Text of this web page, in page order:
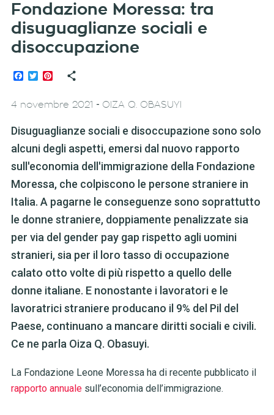
Fondazione Moressa: tra
disuguaglianze sociali e
disoccupazione
Facebook
TwitterPinterest
4 novembre 2021 - OIZA Q. OBASUYI
Disuguaglianze sociali e disoccupazione sono solo
alcuni degli aspetti, emersi dal nuovo rapporto
sull'economia dell'immigrazione della Fondazione
Moressa, che colpiscono le persone straniere in
Italia. A pagarne le conseguenze sono soprattutto
le donne straniere, doppiamente penalizzate sia
per via del gender pay gap rispetto agli uomini
stranieri, sia per il loro tasso di occupazione
calato otto volte di più rispetto a quello delle
donne italiane. E nonostante i lavoratori e le
lavoratrici straniere producano il 9% del Pil del
Paese, continuano a mancare diritti sociali e civili.
Ce ne parla Oiza Q. Obasuyi.
La Fondazione Leone Moressa ha di recente pubblicato il
rapporto annuale sull’economia dell’immigrazione.